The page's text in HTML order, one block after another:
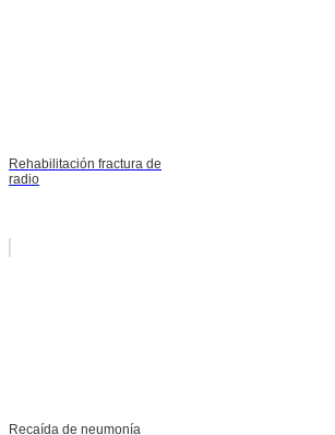
Rehabilitación fractura de
radio
Recaída de neumonía